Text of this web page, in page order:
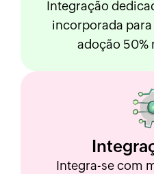
Integração
incorporada
adoção 50%
Integra-se com